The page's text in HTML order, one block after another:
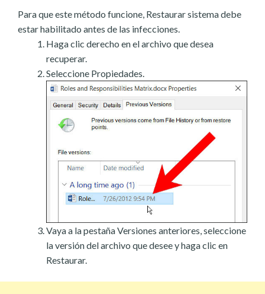
Para que este método funcione, Restaurar sistema debe
estar habilitado antes de las infecciones.
Haga clic derecho en el archivo que desea
recuperar.
Seleccione Propiedades.
Vaya a la pestaña Versiones anteriores, seleccione
la versión del archivo que desee y haga clic en
Restaurar.